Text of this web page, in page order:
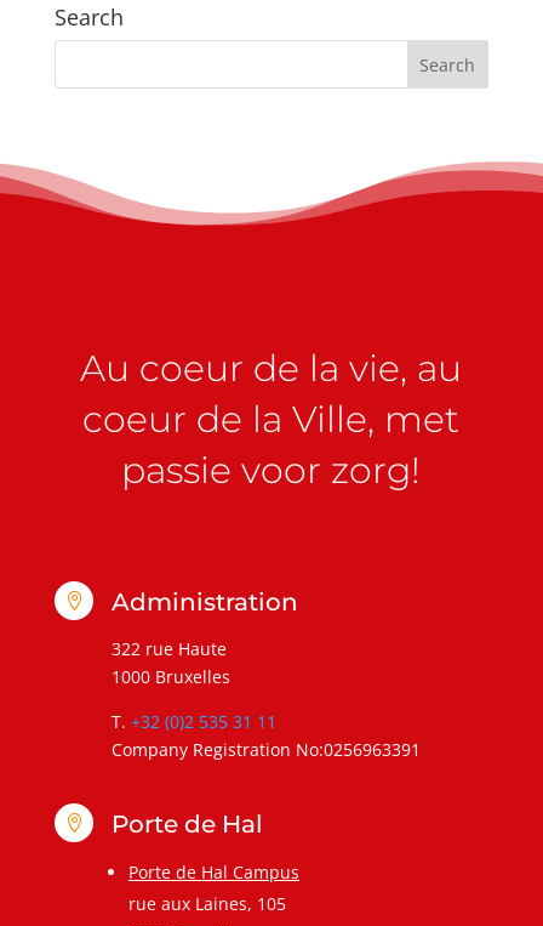
Search
Au coeur de la vie, au
coeur de la Ville, met
passie voor zorg!
 Administration
322 rue Haute
1000 Bruxelles
T. +32 (0)2 535 31 11
Company Registration No:0256963391
 Porte de Hal
Porte de Hal Campus
rue aux Laines, 105